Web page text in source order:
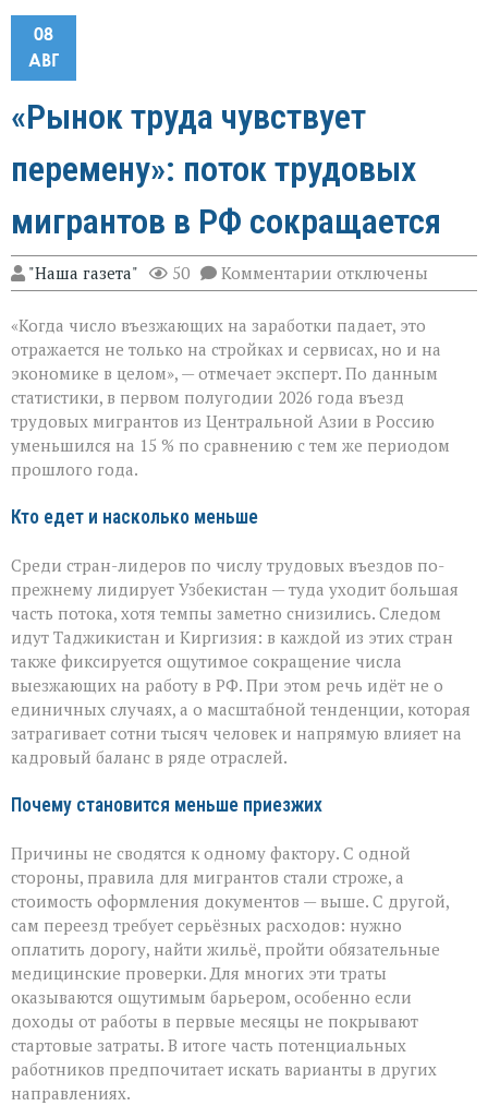
08
АВГ
«Рынок труда чувствует
перемену»: поток трудовых
мигрантов в РФ сокращается
"Наша газета" 50 Комментарии к
записи
труда
чувствует
перемену»:
поток
трудовых
мигрантов
в
РФ
отключены
«Когда число въезжающих на заработки падает, это
отражается не только на стройках и сервисах, но и на
экономике в целом», — отмечает эксперт. По данным
статистики, в первом полугодии 2026 года въезд
трудовых мигрантов из Центральной Азии в Россию
уменьшился на 15 % по сравнению с тем же периодом
прошлого года.
Кто едет и насколько меньше
Среди стран-лидеров по числу трудовых въездов по-
прежнему лидирует Узбекистан — туда уходит большая
часть потока, хотя темпы заметно снизились. Следом
идут Таджикистан и Киргизия: в каждой из этих стран
также фиксируется ощутимое сокращение числа
выезжающих на работу в РФ. При этом речь идёт не о
единичных случаях, а о масштабной тенденции, которая
затрагивает сотни тысяч человек и напрямую влияет на
кадровый баланс в ряде отраслей.
Почему становится меньше приезжих
Причины не сводятся к одному фактору. С одной
стороны, правила для мигрантов стали строже, а
стоимость оформления документов — выше. С другой,
сам переезд требует серьёзных расходов: нужно
оплатить дорогу, найти жильё, пройти обязательные
медицинские проверки. Для многих эти траты
оказываются ощутимым барьером, особенно если
доходы от работы в первые месяцы не покрывают
стартовые затраты. В итоге часть потенциальных
работников предпочитает искать варианты в других
направлениях.